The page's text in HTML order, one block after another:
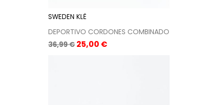
SWEDEN KLË
DEPORTIVO CORDONES COMBINADO
Precio
36,99 € Precio
25,00 €